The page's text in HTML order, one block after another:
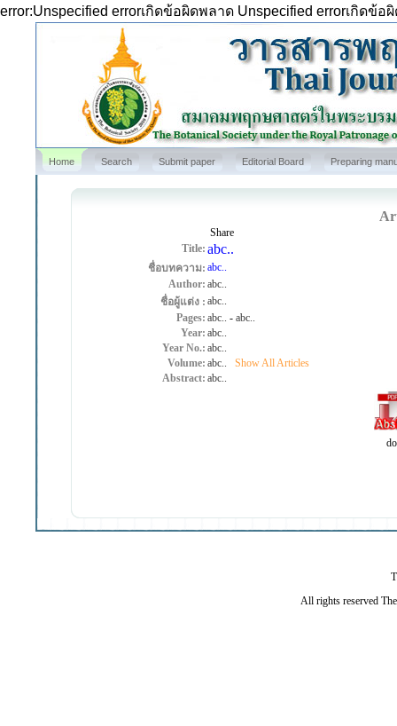
error:Unspecified errorเกิดข้อผิดพลาด Unspecified errorเกิดข้อ
Home Search Submit paper Editorial Board Preparing
Share
Title: abc..
ชื่อบทความ: abc..
Author: abc..
ชื่อผู้แต่ง : abc..
Pages: abc.. - abc..
Year: abc..
Year No.: abc..
Volume: abc..
Show All Articles
Abstract: abc..
All rights reserved